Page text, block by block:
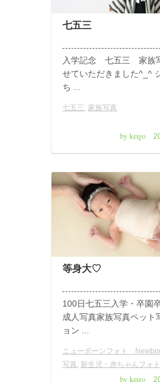
七五三
入学記念 七五三 家族
せていただきました^_^
ち ...
七五三, 家族写真
by keigo
等身大♡
100日七五三入学・卒園
成人写真家族写真ペット
ョン ...
ニューボーンフォト
写真, 新生児・赤ちゃんフォト
by keigo